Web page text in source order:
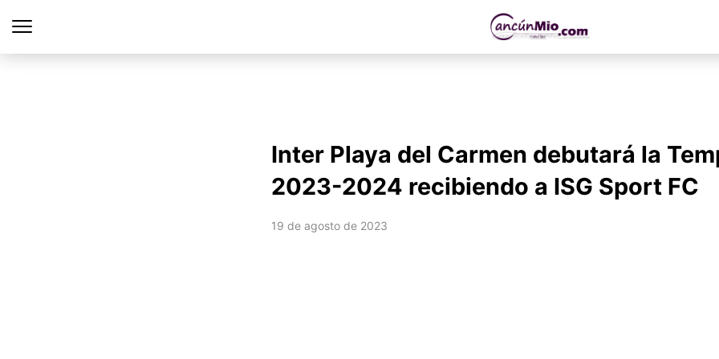
Inter Playa del Carmen debutará la
2023-2024 recibiendo a ISG Sport FC
19 de agosto de 2023